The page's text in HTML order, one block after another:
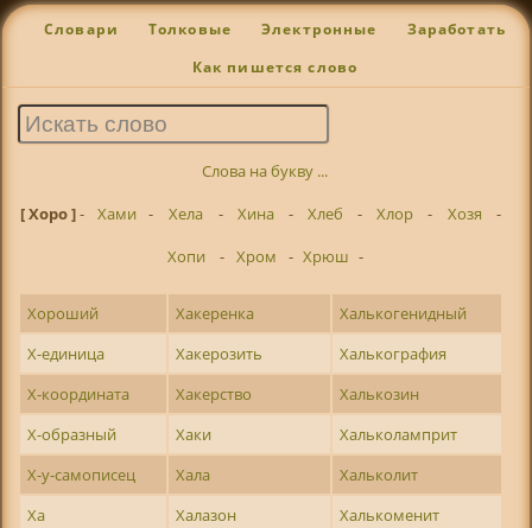
Словари Толковые Электронные Заработать
Как пишется слово
Слова на букву ...
[ Хоро ]- Хами - Хела - Хина - Хлеб - Хлор - Хозя
-
Хопи
- Хром - Хрюш -
Хороший Хакеренка
Халькогенидный
Х-единица
Хакерозить
Халькография
Х-координата
Хакерство
Халькозин
Х-образный
Хаки
Хальколамприт
Х-у-самописец
Хала
Хальколит
Ха
Халазон
Халькоменит